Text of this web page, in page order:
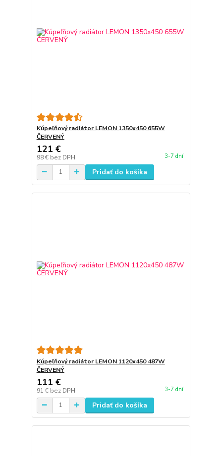
Kúpeľňový radiátor LEMON 1350x450 655W
ČERVENÝ
121 €
98 € bez DPH 3-7 dní
Pridať do košíka
Kúpeľňový radiátor LEMON 1120x450 487W
ČERVENÝ
111 €
91 € bez DPH 3-7 dní
Pridať do košíka